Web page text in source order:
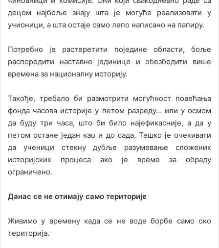
децом најбоље знају шта је могуће реализовати у
учионици, а шта остаје само лепо написано на папиру.
Потребно је растеретити поједине области, боље
распоредити наставне јединице и обезбедити више
времена за националну историју.
Такође, требало би размотрити могућност повећања
фонда часова историје у петом разреду… или у осмом
да буду три часа, што би било најефикасније, а да у
петом остане један као и до сада. Тешко је очекивати
да ученици стекну дубље разумевање сложених
историјских процеса ако је време за обраду
ограничено.
Данас се не отимају само територије
Живимо у времену када се не воде борбе само око
територија.